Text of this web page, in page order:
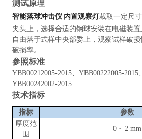
测试原理
智能落球冲击仪 内置观察灯裁取一定尺
夹头上，选择合适的钢球安装在电磁装
自由落于式样中央部委上，观察试样破
破损率。
参照标准
YBB00212005-2015、YBB00222005-2015
YBB00242002-2015
技术指标
指标
参数
厚度范
围
0~ 2 mm